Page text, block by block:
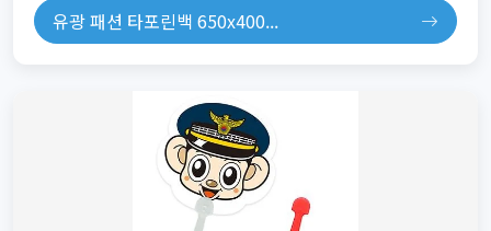
유광 패션 타포린백 650x400...